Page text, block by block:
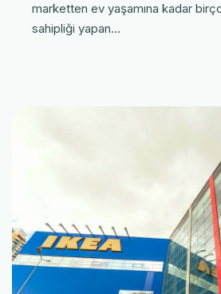
marketten ev yaşamına kadar
sahipliği yapan…